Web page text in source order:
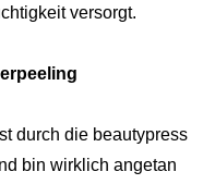
versorgt.
durch die beautypress
bin wirklich angetan